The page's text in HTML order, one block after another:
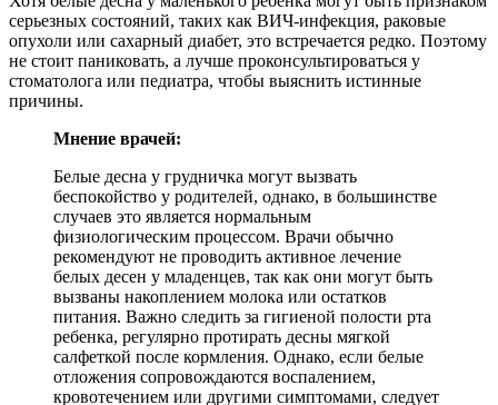
серьезных состояний, таких как ВИЧ-инфекция, раковые
опухоли или сахарный диабет, это встречается редко. Поэтому
не стоит паниковать, а лучше проконсультироваться у
стоматолога или педиатра, чтобы выяснить истинные
причины.
Мнение врачей:
Белые десна у грудничка могут вызвать
беспокойство у родителей, однако, в большинстве
случаев это является нормальным
физиологическим процессом. Врачи обычно
рекомендуют не проводить активное лечение
белых десен у младенцев, так как они могут быть
вызваны накоплением молока или остатков
питания. Важно следить за гигиеной полости рта
ребенка, регулярно протирать десны мягкой
салфеткой после кормления. Однако, если белые
отложения сопровождаются воспалением,
кровотечением или другими симптомами, следует